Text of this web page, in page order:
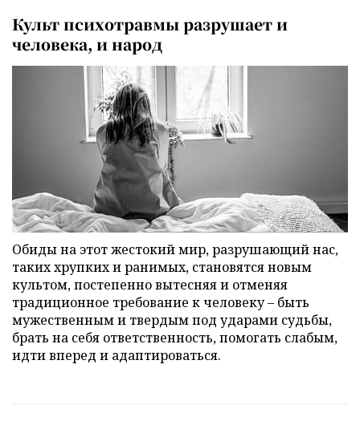
Культ психотравмы разрушает и
человека, и народ
Обиды на этот жестокий мир, разрушающий нас,
таких хрупких и ранимых, становятся новым
культом, постепенно вытесняя и отменяя
традиционное требование к человеку – быть
мужественным и твердым под ударами судьбы,
брать на себя ответственность, помогать слабым,
идти вперед и адаптироваться.